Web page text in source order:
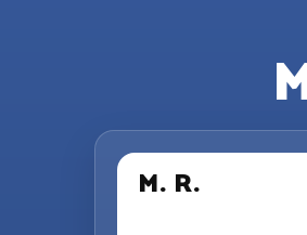
M. R.